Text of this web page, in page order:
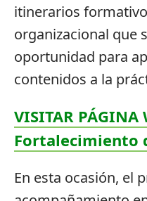
itinerarios
organizacional que
oportunidad para
contenidos a la
VISITAR PÁGINA
Fortalecimiento
En esta ocasión, el